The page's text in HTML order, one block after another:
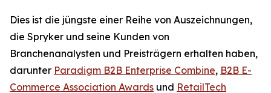
Dies ist die jüngste einer Reihe von Auszeichnungen,
die Spryker und seine Kunden von
Branchenanalysten und Preisträgern erhalten haben,
darunter Paradigm B2B Enterprise Combine, B2B E-
Commerce Association Awards und RetailTech